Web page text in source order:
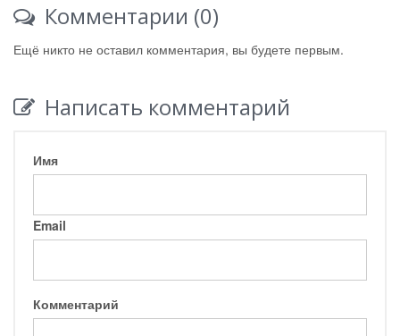
Комментарии (0)
Ещё никто не оставил комментария, вы будете первым.
Написать комментарий
Имя
Email
Комментарий